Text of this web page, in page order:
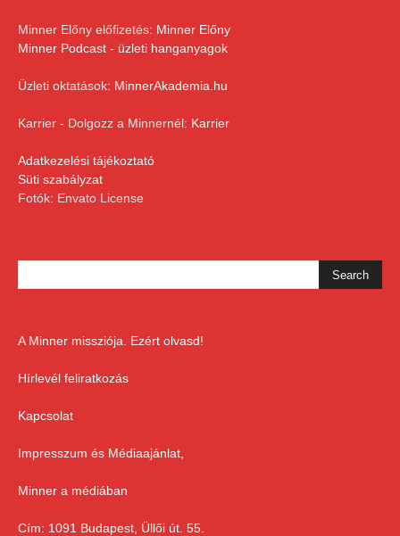
Minner Előny előfizetés: Minner Előny
Minner Podcast - üzleti hanganyagok
Üzleti oktatások: MinnerAkademia.hu
Karrier - Dolgozz a Minnernél: Karrier
Adatkezelési tájékoztató
Süti szabályzat
Fotók: Envato License
A Minner missziója. Ezért olvasd!
Hírlevél feliratkozás
Kapcsolat
Impresszum és Médiaajánlat,
Minner a médiában
Cím: 1091 Budapest, Üllői út. 55.